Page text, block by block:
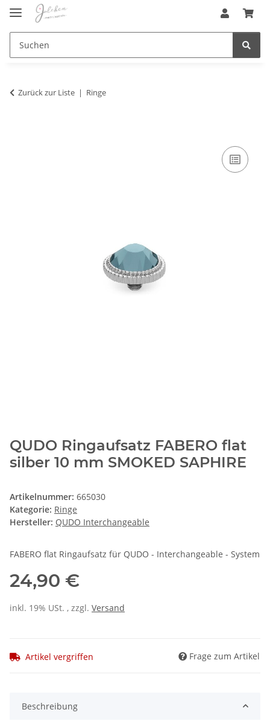
Zurück zur Liste Ringe
QUDO Ringaufsatz FABERO flat
silber 10 mm SMOKED SAPHIRE
Artikelnummer: 665030
Kategorie: Ringe
Hersteller: QUDO Interchangeable
FABERO flat Ringaufsatz für QUDO - Interchangeable - System
24,90 €
inkl. 19% USt. , zzgl. Versand
Artikel vergriffen Frage zum Artikel
Beschreibung